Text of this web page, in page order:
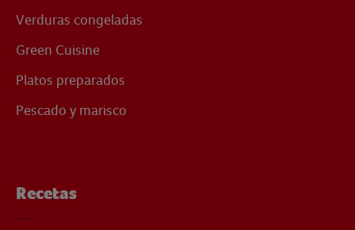
Verduras congeladas
Green Cuisine
Platos preparados
Pescado y marisco
Recetas